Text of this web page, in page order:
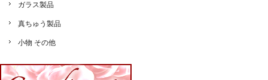
ガラス製品
真ちゅう製品
小物 その他